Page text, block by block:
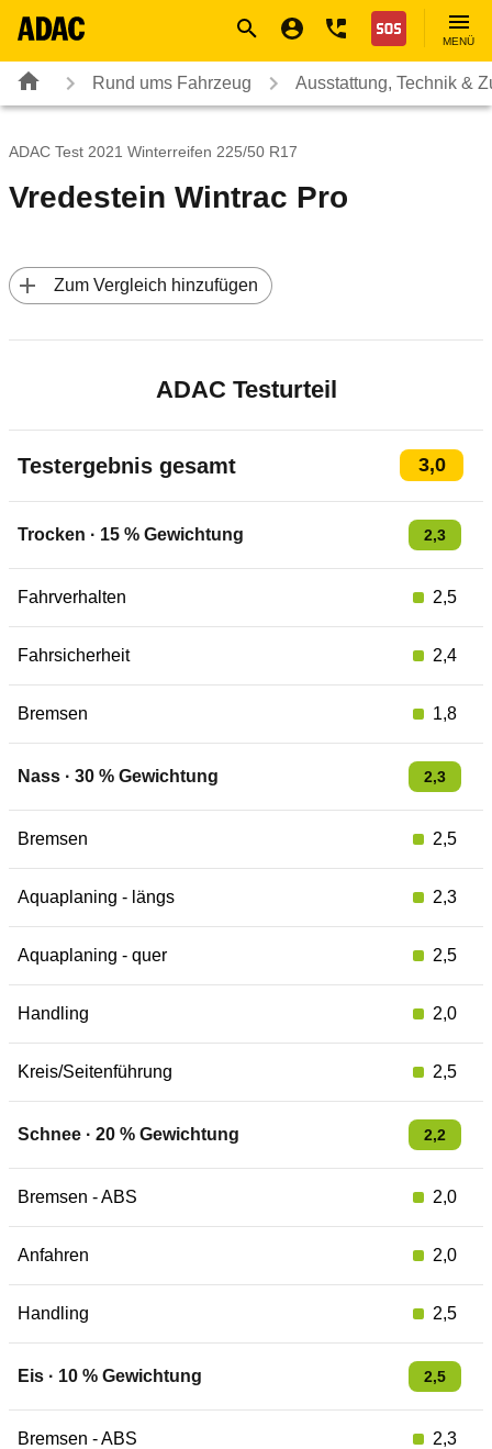
Nothilfe
MENÜ
Rund ums Fahrzeug Ausstattung, Technik &
ADAC Test 2021 Winterreifen 225/50 R17
Vredestein Wintrac Pro
Zum Vergleich hinzufügen
ADAC Testurteil
Testergebnis gesamt 3,0
Trocken · 15 % Gewichtung 2,3
Fahrverhalten 2,5
Fahrsicherheit 2,4
Bremsen 1,8
Nass · 30 % Gewichtung 2,3
Bremsen 2,5
Aquaplaning - längs 2,3
Aquaplaning - quer 2,5
Handling 2,0
Kreis/Seitenführung 2,5
Schnee · 20 % Gewichtung 2,2
Bremsen - ABS 2,0
Anfahren 2,0
Handling 2,5
Eis · 10 % Gewichtung 2,5
Bremsen - ABS 2,3